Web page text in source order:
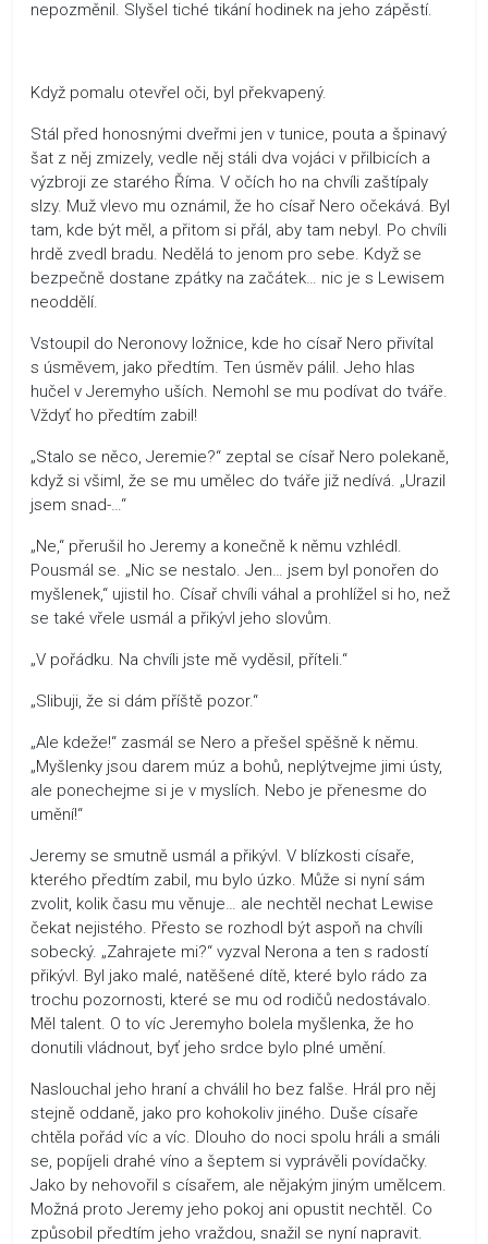
nepozměnil. Slyšel tiché tikání hodinek na jeho zápěstí.
Když pomalu otevřel oči, byl překvapený.
Stál před honosnými dveřmi jen v tunice, pouta a špinavý
šat z něj zmizely, vedle něj stáli dva vojáci v přilbicích a
výzbroji ze starého Říma. V očích ho na chvíli zaštípaly
slzy. Muž vlevo mu oznámil, že ho císař Nero očekává. Byl
tam, kde být měl, a přitom si přál, aby tam nebyl. Po chvíli
hrdě zvedl bradu. Nedělá to jenom pro sebe. Když se
bezpečně dostane zpátky na začátek… nic je s Lewisem
neoddělí.
Vstoupil do Neronovy ložnice, kde ho císař Nero přivítal
s úsměvem, jako předtím. Ten úsměv pálil. Jeho hlas
hučel v Jeremyho uších. Nemohl se mu podívat do tváře.
Vždyť ho předtím zabil!
„Stalo se něco, Jeremie?“ zeptal se císař Nero polekaně,
když si všiml, že se mu umělec do tváře již nedívá. „Urazil
jsem snad-…“
„Ne,“ přerušil ho Jeremy a konečně k němu vzhlédl.
Pousmál se. „Nic se nestalo. Jen… jsem byl ponořen do
myšlenek,“ ujistil ho. Císař chvíli váhal a prohlížel si ho, než
se také vřele usmál a přikývl jeho slovům.
„V pořádku. Na chvíli jste mě vyděsil, příteli.“
„Slibuji, že si dám příště pozor.“
„Ale kdeže!“ zasmál se Nero a přešel spěšně k němu.
„Myšlenky jsou darem múz a bohů, neplýtvejme jimi ústy,
ale ponechejme si je v myslích. Nebo je přenesme do
umění!“
Jeremy se smutně usmál a přikývl. V blízkosti císaře,
kterého předtím zabil, mu bylo úzko. Může si nyní sám
zvolit, kolik času mu věnuje… ale nechtěl nechat Lewise
čekat nejistého. Přesto se rozhodl být aspoň na chvíli
sobecký. „Zahrajete mi?“ vyzval Nerona a ten s radostí
přikývl. Byl jako malé, natěšené dítě, které bylo rádo za
trochu pozornosti, které se mu od rodičů nedostávalo.
Měl talent. O to víc Jeremyho bolela myšlenka, že ho
donutili vládnout, byť jeho srdce bylo plné umění.
Naslouchal jeho hraní a chválil ho bez falše. Hrál pro něj
stejně oddaně, jako pro kohokoliv jiného. Duše císaře
chtěla pořád víc a víc. Dlouho do noci spolu hráli a smáli
se, popíjeli drahé víno a šeptem si vyprávěli povídačky.
Jako by nehovořil s císařem, ale nějakým jiným umělcem.
Možná proto Jeremy jeho pokoj ani opustit nechtěl. Co
způsobil předtím jeho vraždou, snažil se nyní napravit.